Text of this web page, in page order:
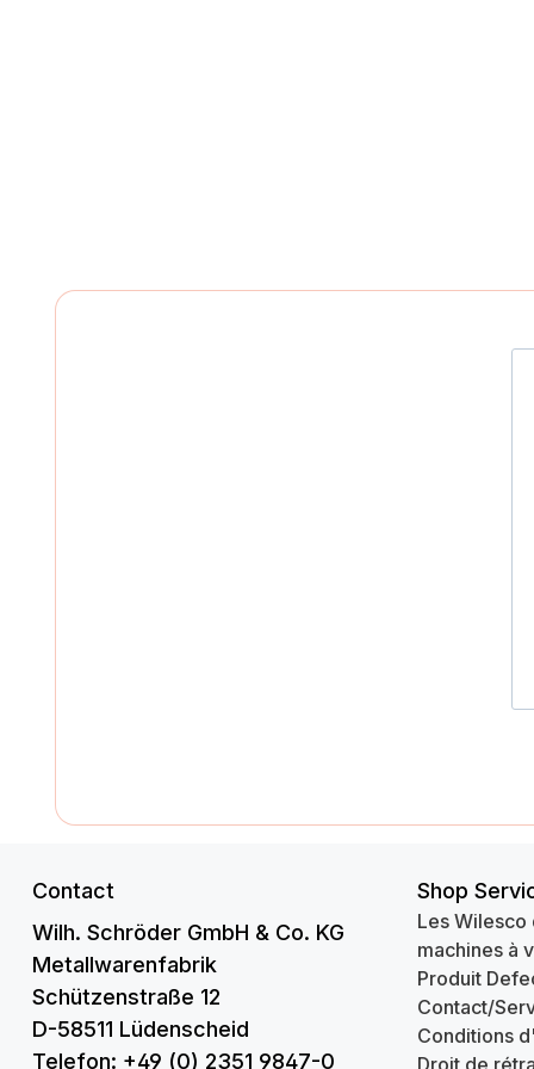
Contact
Wilh. Schröder GmbH & Co. KG
Metallwarenfabrik
Schützenstraße 12
D-58511 Lüdenscheid
Telefon: +49 (0) 2351 9847-0
Shop
Les
machines à
Produit
Contact/
Conditions
Droit de